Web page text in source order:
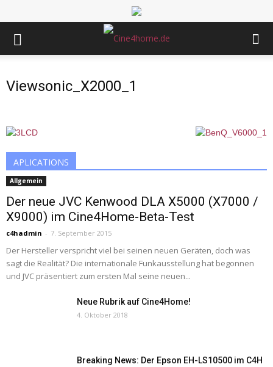
Viewsonic_X2000_1
APLICATIONS
Allgemein
Der neue JVC Kenwood DLA X5000 (X7000 /
X9000) im Cine4Home-Beta-Test
c4hadmin - 7. September 2015
Der Hersteller verspricht viel bei seinen neuen Geräten, doch was
sagt die Realität? Die internationale Funkausstellung hat begonnen
und JVC präsentiert zum ersten Mal seine neuen...
Neue Rubrik auf Cine4Home!
4. Oktober 2018
Breaking News: Der Epson EH-LS10500 im C4H